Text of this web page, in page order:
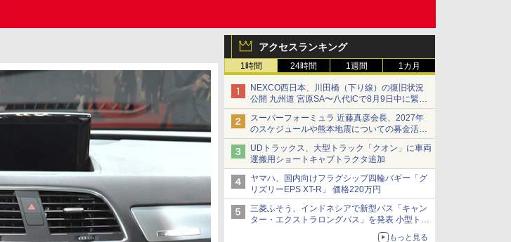
アクセスランキング
1時間 24時間 1週間 1カ月
NEXCO西日本、川田橋（下り線）の復旧状況
公開 九州道 宮原SA〜八代ICで8月9日中に緊急
車両を通行可能に
スーパーフォーミュラ 近藤真彦会長、2027年
のスケジュールや熊本地震についての募金活動
を紹介
UDトラックス、大型トラック「クオン」に車両
運搬用ショートキャブトラクタ追加
ヤマハ、国内向けフラグシップ四輪バギー「グ
リズリーEPS XT-R」 価格220万円
三菱ふそう、インドネシアで新型バス「キャン
ター・エクストラロングバス」を発表 小型トラ
ックベースの観光・旅客輸送向けバス
もっと見る